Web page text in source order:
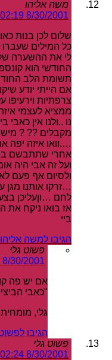
משה אליהו
8/30/2001 02:19
שלום לכן בנות
לי את ההשערה
החודשי הוא
תשומת הלב
אם הייתי יודע
צרפתיות וירעיפו
ממציא לעצמי
נו ..ולנו אין
מקבלים ?? ?
….וואו איזה יפה
אחרי שתתבשם
ועל זה אבי היה
ולסיום אף פעם
…זרקו אותנו מגן
לחם …וןעליכן
אז בואו ניקח
ביי
הגיבו למשה אליהו
פשוט גלי
8/30/2001 02:27
אם יש פה
"כאבי
גלי, מומחית
הגיבו
פשוט גלי
8/30/2001 02:24